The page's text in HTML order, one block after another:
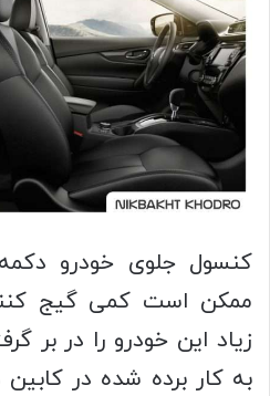
کنسول جلوی خودرو
ممکن است کمی گیج
زیاد این خودرو را در بر
به کار برده شده در